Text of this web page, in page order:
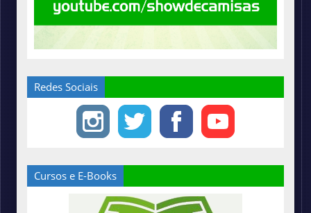
Redes Sociais
Cursos e E-Books